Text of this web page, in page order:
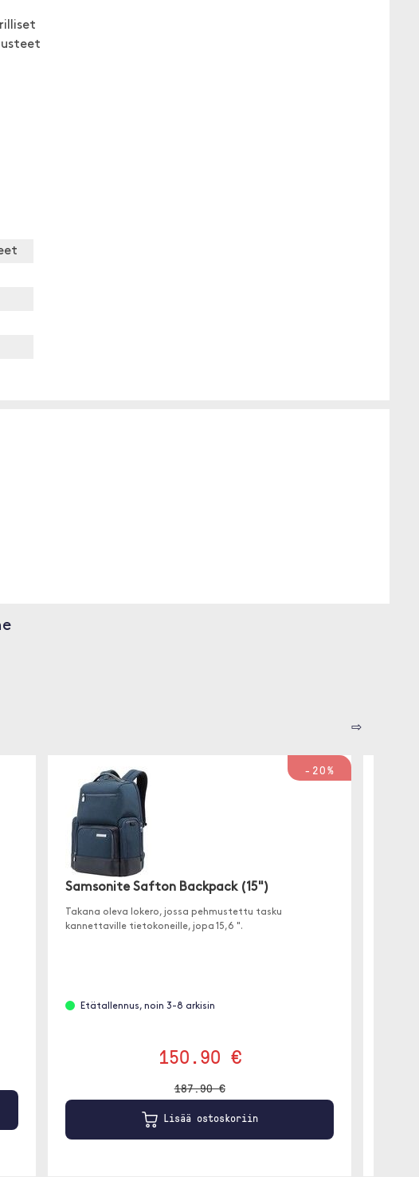
⇨
-20%
Samsonite Safton Backpack (15")
Takana oleva lokero, jossa pehmustettu tasku
kannettaville tietokoneille, jopa 15,6 ".
Etätallennus, noin 3-8 arkisin
150.90 €
187.90 €
Lisää ostoskoriin